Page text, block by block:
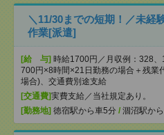
＼11/30までの短期！／未経
作業[派遣]
[給 与] 時給1700円／月収例：328、
700円×8時間×21日勤務の場合＋残業
場合)、交通費別途支給
[交通費]実費支給／当社規定あり。
[勤務地] 徳宿駅から車5分 / 涸沼駅か